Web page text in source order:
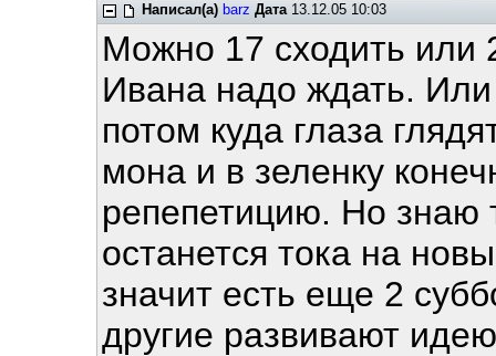
Написал(а) barz Дата13.12.05 10:03
Можно 17 сходить или
Ивана надо ждать.
потом куда глаза
мона и в зеленку
репепетицию. Но знаю
останется тока на
значит есть еще 2
другие развивают